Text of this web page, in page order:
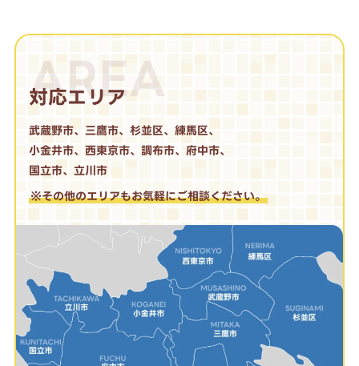
AREA
対応エリア
武蔵野市、三鷹市、杉並区、練馬区、
小金井市、西東京市、調布市、府中市、
国立市、立川市
※その他のエリアもお気軽にご相談ください。